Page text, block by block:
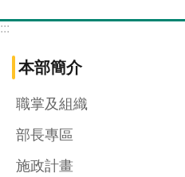
:::
本部簡介
職掌及組織
部長專區
施政計畫